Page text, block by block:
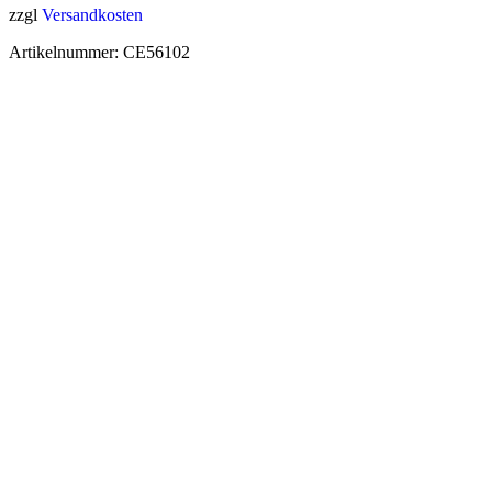
zzgl Versandkosten
Artikelnummer: CE56102